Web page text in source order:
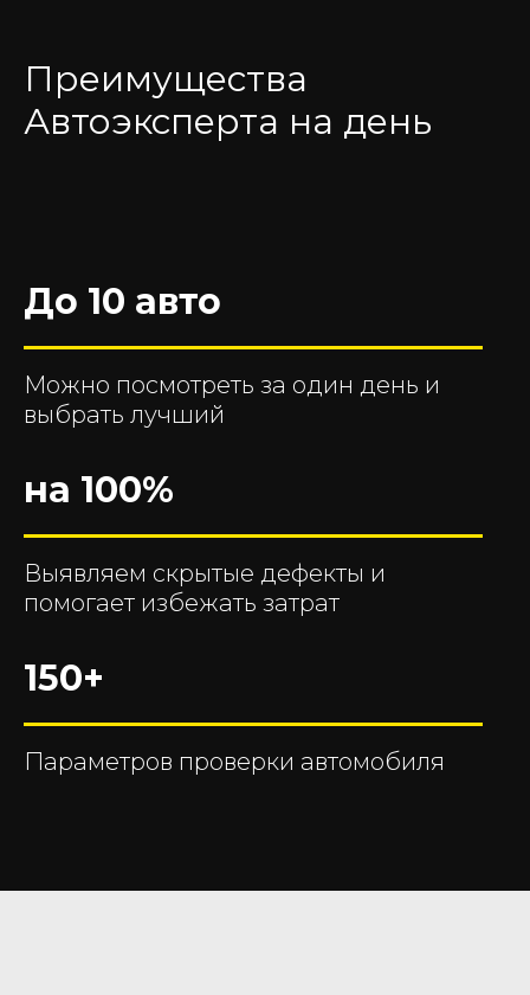
Преимущества
Автоэксперта на день
До 10 авто
Можно посмотреть за один день и
выбрать лучший
на 100%
Выявляем скрытые дефекты и
помогает избежать затрат
150+
Параметров проверки автомобиля